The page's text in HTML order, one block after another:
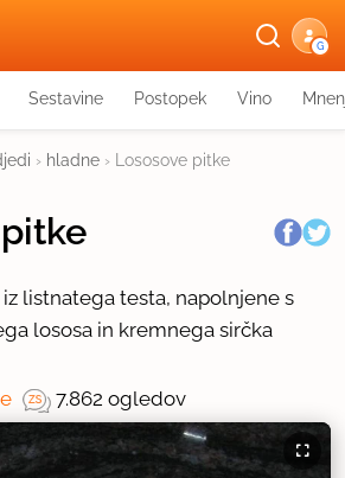
G
Sestavine Postopek Vino
› hladne › Lososove pitke
listnatega testa, napolnjene s
lososa in kremnega sirčka
7.862 ogledov